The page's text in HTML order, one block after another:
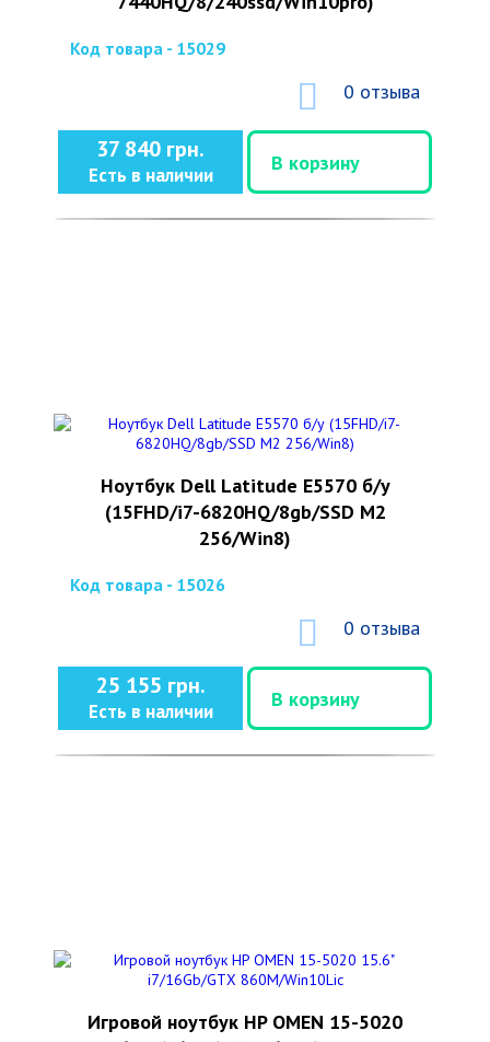
Код товара - 15029
0 отзыва
37 840 грн.
Есть в наличии
В корзину
Ноутбук Dell Latitude E5570 б/у
(15FHD/i7-6820HQ/8gb/SSD M2
256/Win8)
Код товара - 15026
0 отзыва
25 155 грн.
Есть в наличии
В корзину
Игровой ноутбук HP OMEN 15-5020